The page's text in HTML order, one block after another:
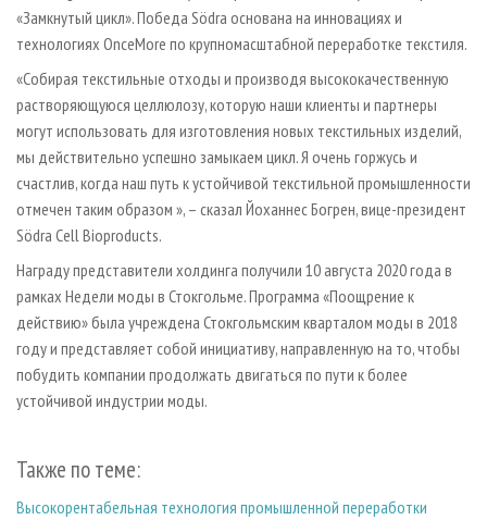
«Замкнутый цикл». Победа Södra основана на инновациях и
технологиях OnceMore по крупномасштабной переработке текстиля.
«Собирая текстильные отходы и производя высококачественную
растворяющуюся целлюлозу, которую наши клиенты и партнеры
могут использовать для изготовления новых текстильных изделий,
мы действительно успешно замыкаем цикл. Я очень горжусь и
счастлив, когда наш путь к устойчивой текстильной промышленности
отмечен таким образом », – сказал Йоханнес Богрен, вице-президент
Södra Cell Bioproducts.
Награду представители холдинга получили 10 августа 2020 года в
рамках Недели моды в Стокгольме. Программа «Поощрение к
действию» была учреждена Стокгольмским кварталом моды в 2018
году и представляет собой инициативу, направленную на то, чтобы
побудить компании продолжать двигаться по пути к более
устойчивой индустрии моды.
Также по теме:
Высокорентабельная технология промышленной переработки